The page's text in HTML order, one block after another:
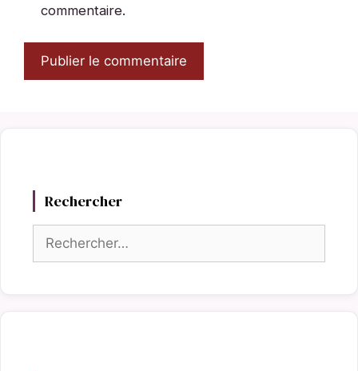
commentaire.
Rechercher
Rechercher :